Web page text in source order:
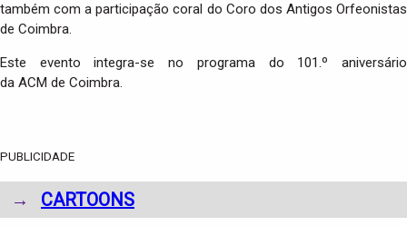
também com a participação coral do Coro dos Antigos Orfeonistas
de Coimbra.
Este evento integra-se no programa do 101.º aniversário
da ACM de Coimbra.
PUBLICIDADE
→ CARTOONS